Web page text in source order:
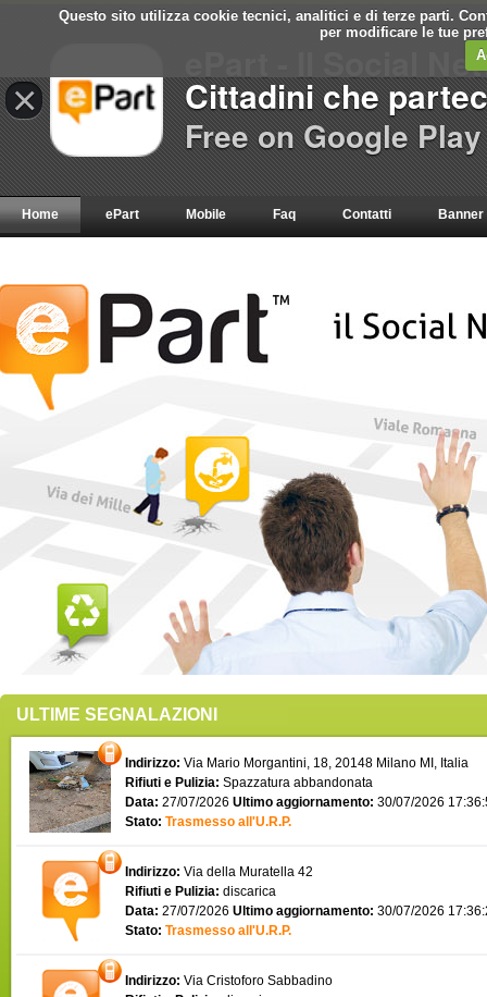
Questo sito utilizza cookie tecnici, analitici e di terze parti.
per modificare le tue
Home ePart Mobile Faq Contatti Banner
ULTIME SEGNALAZIONI
Indirizzo: Via Mario Morgantini, 18, 20148 Milano MI, Italia
Rifiuti e Pulizia: Spazzatura abbandonata
Data: 27/07/2026 Ultimo aggiornamento: 30/07/2026
Stato: Trasmesso all'U.R.P.
Indirizzo: Via della Muratella 42
Rifiuti e Pulizia: discarica
Data: 27/07/2026 Ultimo aggiornamento: 30/07/2026
Stato: Trasmesso all'U.R.P.
Indirizzo: Via Cristoforo Sabbadino
×
ePart - Il Social
Cittadini che
Free on Google Play